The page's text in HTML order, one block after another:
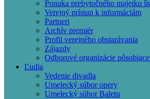
Ponuka prebytočného majetku
Verejný prístup k informáciám
Partneri
Archív premiér
Profil verejného obstarávania
Zájazdy
Odborové organizácie
Ľudia
Vedenie divadla
Umelecký súbor opery
Umelecký súbor Baletu